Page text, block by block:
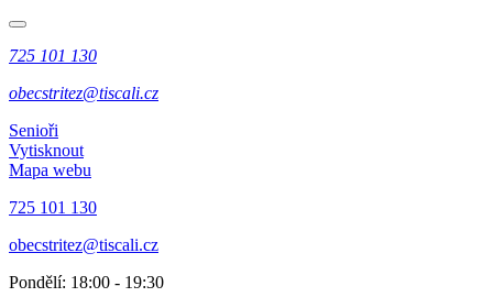
725 101 130
obecstritez@tiscali.cz
Senioři
Vytisknout
Mapa webu
725 101 130
obecstritez@tiscali.cz
Pondělí: 18:00 - 19:30